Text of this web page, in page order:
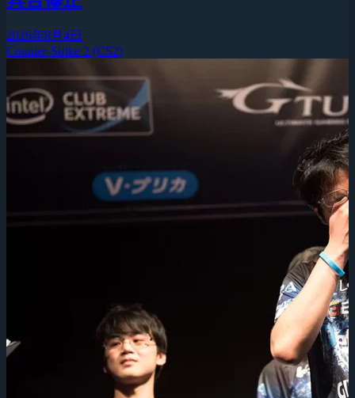
2026年8月4日
Counter-Strike 2 (CS2)